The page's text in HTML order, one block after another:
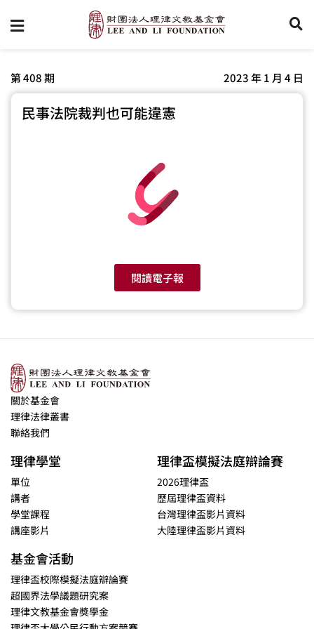
第 408 期 2023 年 1 月 4 日
民事法院裁判也可能違憲
閱讀電子報
關於基金會
理律法律叢書
聯絡我們
理律學堂
單位
講者
學堂課程
講座影片
理律盃模擬法庭辯論賽
2026理律盃
歷屆理律盃資料
台灣理律盃影片資料
大陸理律盃影片資料
基金會活動
理律盃校際模擬法庭辯論賽
超國界法學議題研究案
理律文教基金會獎學金